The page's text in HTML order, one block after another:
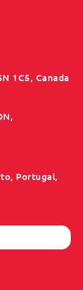
1C5, Canada
Portugal,